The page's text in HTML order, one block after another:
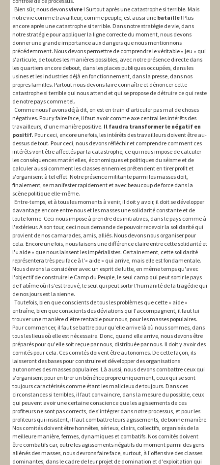
Bien sûr, nous devonsvivre ! Surtout après une catastrophe si terrible. Mais
notre vie comme travailleur, comme peuple, est aussi une bataille ! Plus
encore après une catastrophe si terrible. Dans notre stratégie de vie, dans
notre stratégie pour appliquer la ligne correcte du moment, nous devons
donner une grande importance aux dangers que nous mentionnons
précédemment. Nous devons permettre de comprendre le véritable « jeu » qui
s'articule, de toutes les manières possibles, avec notre présence directe dans
les quartiers encore debout, dans les places publiques occupées, dans les
usines et les industries déjà en fonctionnement, dans la presse, dans nos
propres familles. Partout nous devons faire connaître et dénoncer cette
catastrophe si terrible qui nous attend et qui se propose de détruire ce qui reste
de notre pays comme tel.
Comme nous l'avons déjà dit, on est en train d'articuler pas mal de choses
négatives. Pour y faire face, il faut avoir comme axe central les intérêts des
travailleurs, d'une manière positive. Il faudra transformer le négatif en
positif. Pour ceci, encore une fois, les intérêts des travailleurs doivent être au-
dessus de tout. Pour ceci, nous devons réfléchir et comprendre comment ces
intérêts vont être affectés par la catastrophe, ce qui nous impose de calculer
les conséquences matérielles, économiques et politiques du séisme et de
calculer aussi comment les classes ennemies prétendent en tirer profit et
s'organisent à tel effet. Notre présence militante parmi les masses doit,
finalement, se manifester rapidement et avec beaucoup de force dans la
scène politique elle-même.
Entre-temps, et à tous les moments à venir, il doit y avoir, il doit se développer
davantage encore entre nous et les masses une solidarité constante et de
toute forme. Ceci nous impose à prendre des initiatives, dans le pays comme à
l'extérieur. A son tour, ceci nous demande de pouvoir recevoir la solidarité qui
provient de nos camarades, amis, alliés. Nous devons nous organiser pour
cela. Encore une fois, nous faisons une différence claire entre cette solidarité et
l'« aide » que nous laissent les impérialistes. Certainement, cette solidarité
représentera très peu face à l'« aide » qui arrive, mais elle est fondamentale.
Nous devons la considérer avec un esprit de lutte, en même temps qu'avec
l'objectif de construire le Camp du Peuple, le seul camp qui peut sortir le pays
de l'abîme où il s'est trouvé, le seul qui peut sortir l'humanité de la tragédie qui
de nos jours est la sienne.
Toutefois, bien que conscients de tous les problèmes que cette « aide »
entraîne, bien que conscients des déviations qui l'accompagnent, il faut lui
trouver une manière d'être rentable pour nous, pour les masses populaires.
Pour commencer, il faut se battre pour qu'elle arrive là où nous sommes, dans
tous les lieus où elle est nécessaire. Donc, quand elle arrive, nous devons être
préparés pour qu'elle soit reçue par nous, distribuée par nous. Il doit y avoir des
comités pour cela. Ces comités doivent être autonomes. De cette façon, ils
laisseront des bases pour construire et développer des organisations
autonomes des masses populaires. Là aussi, nous devons combattre ceux qui
s'organisent pour en tirer un bénéfice propre uniquement, ceux qui se sont
toujours caractérisés comme étant les malicieux de toujours. Dans ces
circonstances si terribles, il faut convaincre, dans la mesure du possible, ceux
qui peuvent avoir une certaine conscience que les agissements de ces
profiteurs ne sont pas corrects, de s'intégrer dans notre processus, et pour les
profiteurs qui insistent, il faut combattre leurs agissements, de bonne manière.
Nos comités doivent être honnêtes, sérieux, clairs, collectifs, organisés de la
meilleure manière, fermes, dynamiques et combatifs. Nos comités doivent
être combatifs car, outre les agissements négatifs du moment parmi des gens
aliénés des masses, nous devrons faire face, surtout, à l'offensive des classes
dominantes, dans le cadre de leur projet de domination et d'exploitation qui